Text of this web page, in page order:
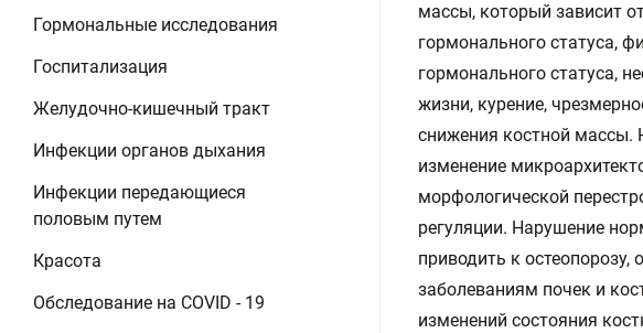
Гормональные исследования
Госпитализация
Желудочно-кишечный тракт
Инфекции органов дыхания
Инфекции передающиеся
половым путем
Красота
Обследование на COVID - 19
массы, который зависит
гормонального статуса,
гормонального статуса,
жизни, курение,
снижения костной массы.
изменение
морфологической
регуляции. Нарушение
приводить к остеопорозу,
заболеваниям почек и
изменений состояния